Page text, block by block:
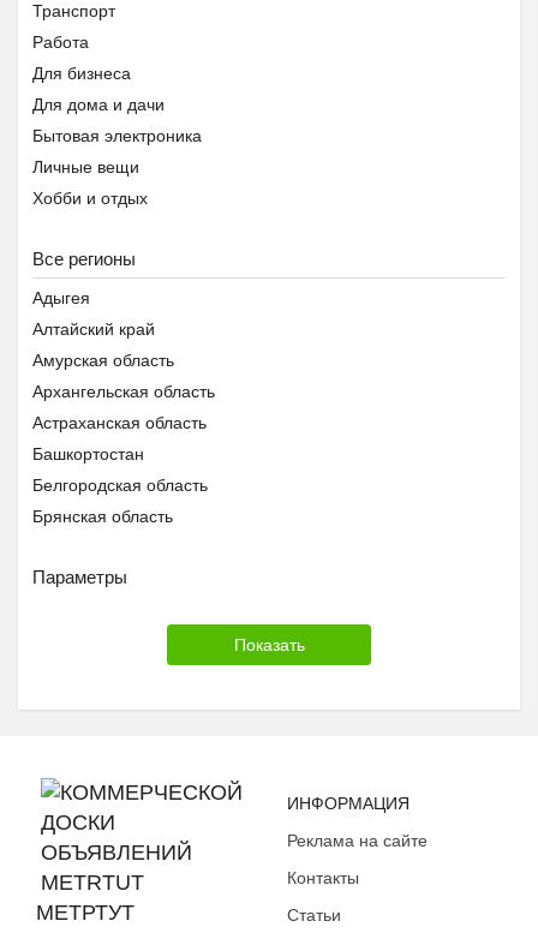
Транспорт
Работа
Для бизнеса
Для дома и дачи
Бытовая электроника
Личные вещи
Хобби и отдых
Предложение услуг
Знакомства
Помощь животным Беларуси
Все регионы
Адыгея
Алтайский край
Амурская область
Архангельская область
Астраханская область
Башкортостан
Белгородская область
Брянская область
Владимирская область
Ивановская область
Ингушетия
Иркутская область
Кабардино-Балкария
Калининградская область
Параметры
МЕТРТУТ
ИНФОРМАЦИЯ
Реклама на сайте
Контакты
Статьи